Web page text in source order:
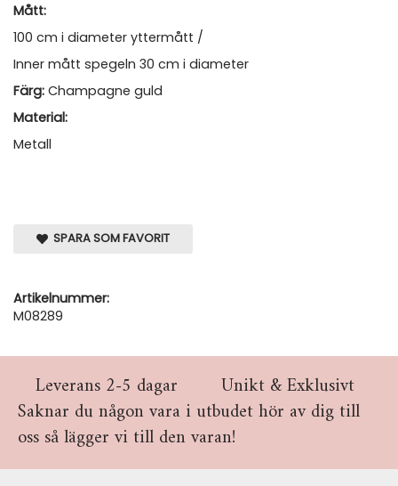
Mått:
100 cm i diameter yttermått /
Inner mått spegeln 30 cm i diameter
Färg: Champagne guld
Material:
Metall
SPARA SOM FAVORIT
Artikelnummer:
M08289
Leverans 2-5 dagar
Unikt & Exklusivt
Saknar du någon vara i utbudet hör av dig till
oss så lägger vi till den varan!